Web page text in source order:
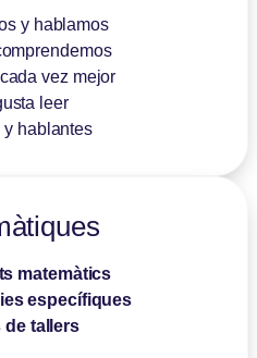
y hablamos
vez mejor
leer
y hablantes
matemàtics
específiques
de tallers